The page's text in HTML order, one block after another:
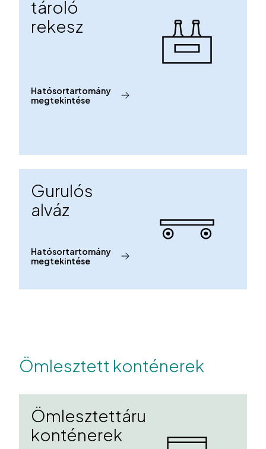
tároló
rekesz
Hatósortartomány
megtekintése
Gurulós
alváz
Hatósortartomány
megtekintése
Ömlesztett konténerek
Ömlesztettáru
konténerek